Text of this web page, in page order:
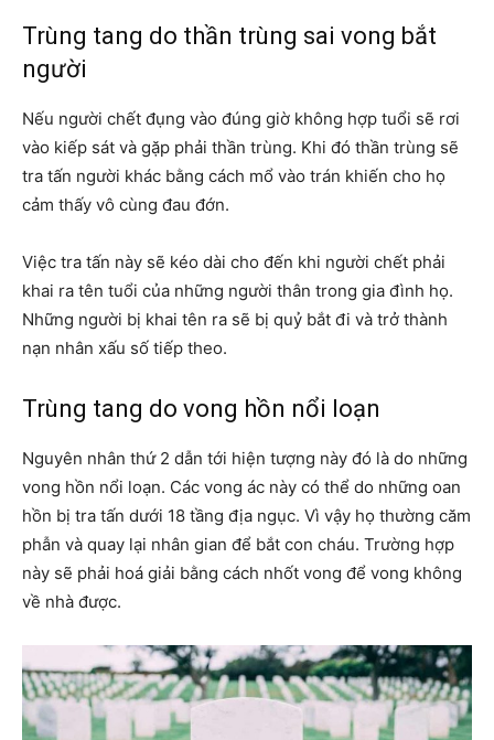
Trùng tang do thần trùng sai vong bắt
người
Nếu người chết đụng vào đúng giờ không hợp tuổi sẽ rơi
vào kiếp sát và gặp phải thần trùng. Khi đó thần trùng sẽ
tra tấn người khác bằng cách mổ vào trán khiến cho họ
cảm thấy vô cùng đau đớn.
Việc tra tấn này sẽ kéo dài cho đến khi người chết phải
khai ra tên tuổi của những người thân trong gia đình họ.
Những người bị khai tên ra sẽ bị quỷ bắt đi và trở thành
nạn nhân xấu số tiếp theo.
Trùng tang do vong hồn nổi loạn
Nguyên nhân thứ 2 dẫn tới hiện tượng này đó là do những
vong hồn nổi loạn. Các vong ác này có thể do những oan
hồn bị tra tấn dưới 18 tầng địa ngục. Vì vậy họ thường căm
phẫn và quay lại nhân gian để bắt con cháu. Trường hợp
này sẽ phải hoá giải bằng cách nhốt vong để vong không
về nhà được.